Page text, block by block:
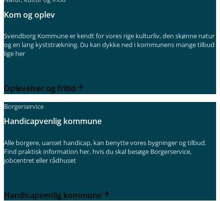
Kom og oplev
Svendborg Kommune er kendt for vores rige kulturliv, den skønne natur
og en lang kyststrækning. Du kan dykke ned i kommunens mange tilbud
lige her
Oplevelser og fritid
Borgerservice
Handicapvenlig kommune
Alle borgere, uanset handicap, kan benytte vores bygninger og tilbud.
Find praktisk information her, hvis du skal besøge Borgerservice,
jobcentret eller rådhuset
Handicapvenlig kommune